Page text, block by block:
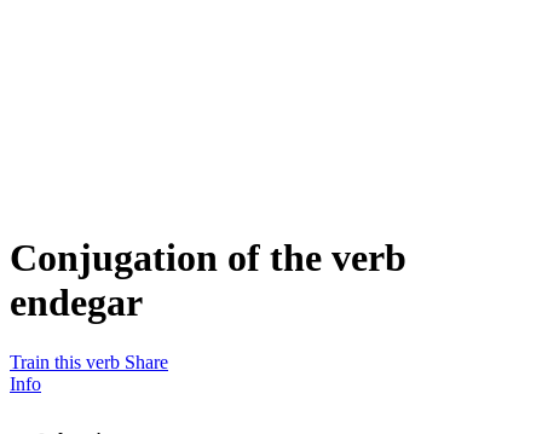
Conjugation of the verb
endegar
Train this verb Share
Info